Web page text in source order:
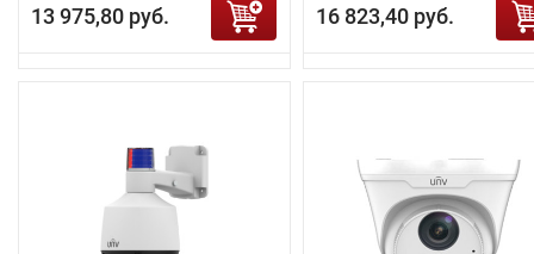
13 975,80 руб. 16 823,40 руб.